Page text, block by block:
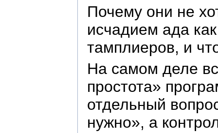
Почему они не
исчадием ада
тамплиеров, и
На самом деле
простота»
отдельный
нужно», а